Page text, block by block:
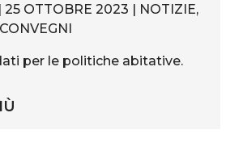
OTTOBRE 2023 | NOTIZIE,
per le politiche abitative.